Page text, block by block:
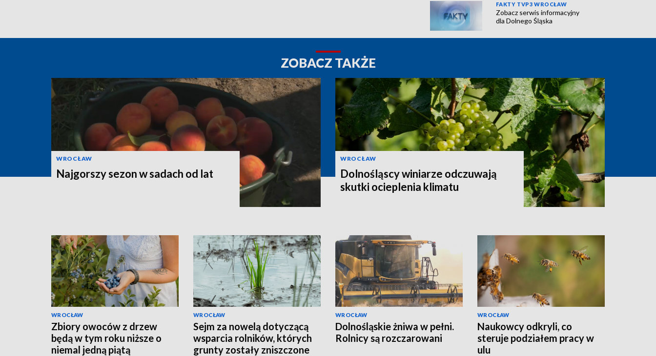
FAKTY TVP3 WROCŁAW
Zobacz serwis informacyjny
dla Dolnego Śląska
ZOBACZ TAKŻE
WROCŁAW
Najgorszy sezon w sadach od lat
WROCŁAW
Dolnośląscy winiarze odczuwają
skutki ocieplenia klimatu
WROCŁAW
Zbiory owoców z drzew
będą w tym roku niższe o
niemal jedną piątą
WROCŁAW
Sejm za nowelą dotyczącą
wsparcia rolników, których
grunty zostały zniszczone
WROCŁAW
Dolnośląskie żniwa w pełni.
Rolnicy są rozczarowani
WROCŁAW
Naukowcy odkryli, co
steruje podziałem pracy w
ulu